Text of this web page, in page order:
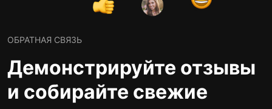
ОБРАТНАЯ СВЯЗЬ
Демонстрируйте отзывы
и собирайте свежие